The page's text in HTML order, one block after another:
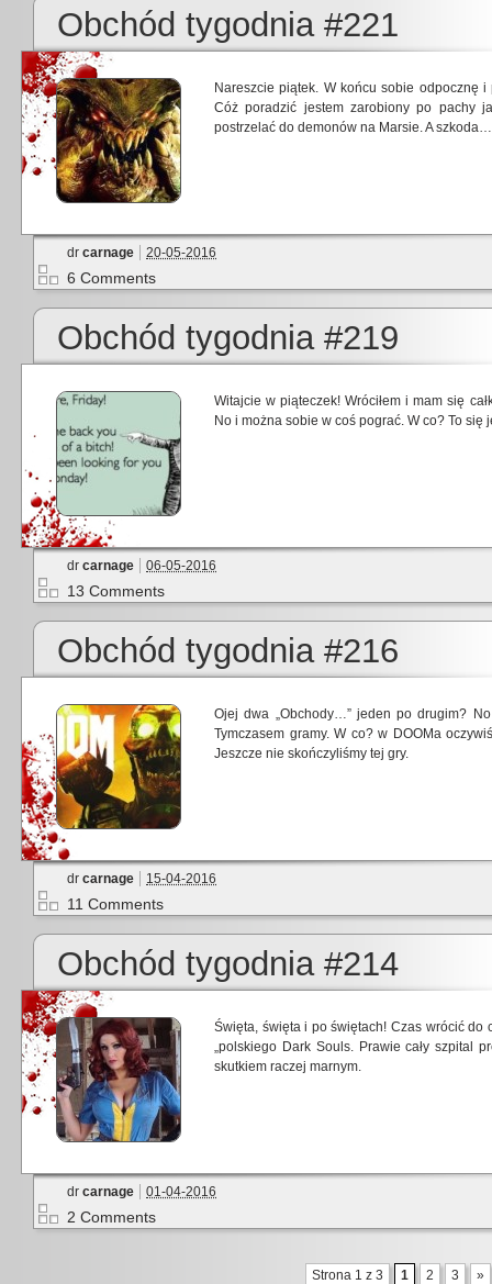
Obchód tygodnia #221
Nareszcie piątek. W końcu sobie odpocznę
Cóż poradzić jestem zarobiony po pachy
postrzelać do demonów na Marsie. A
dr carnage 20-05-2016
6 Comments
Obchód tygodnia #219
Witajcie w piąteczek! Wróciłem i mam się
No i można sobie w coś pograć. W co? To się
dr carnage 06-05-2016
13 Comments
Obchód tygodnia #216
Ojej dwa „Obchody…” jeden po drugim?
Tymczasem gramy. W co? w DOOMa
Jeszcze nie skończyliśmy tej gry.
dr carnage 15-04-2016
11 Comments
Obchód tygodnia #214
Święta, święta i po świętach! Czas wrócić do
„polskiego Dark Souls. Prawie cały szpital
skutkiem raczej marnym.
dr carnage 01-04-2016
2 Comments
Strona 1 z 3 1 2 3 »